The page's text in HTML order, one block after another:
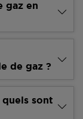
gaz en
de gaz ?
quels sont